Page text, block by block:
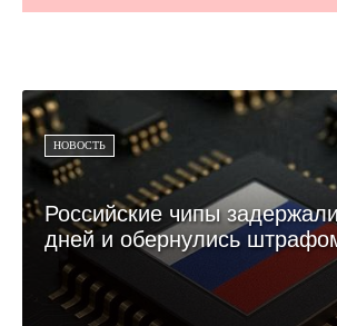
НОВОСТЬ
Российские чипы
дней и обернулись